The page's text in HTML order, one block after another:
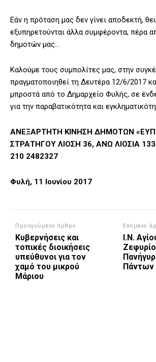
Εάν η πρόταση μας δεν γίνει αποδεκτή,
εξυπηρετούνται άλλα συμφέροντα, πέρα
δημοτών μας…
Καλούμε τους συμπολίτες μας, στην
πραγματοποιηθεί τη Δευτέρα 12/6/2017
μπροστά από το Δημαρχείο Φυλής, σε
για την παραβατικότητα και
ΑΝΕΞΑΡΤΗΤΗ ΚΙΝΗΣΗ ΔΗΜΟΤΩΝ
ΣΤΡΑΤΗΓΟΥ ΛΙΟΣΗ 36, ΑΝΩ ΛΙΟΣΙΑ
210 2482327
Φυλή, 11 Ιουνίου 2017
Προηγούμενο άρθρο
Κυβερνήσεις και
τοπικές διοικήσεις
υπεύθυνοι για τον
χαμό του μικρού
Μάριου
Επόμενο
Ι.Ν.
Πάντων